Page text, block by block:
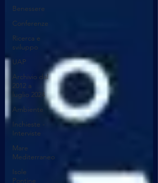
Benessere
Conferenze
Ricerca e
sviluppo
UAP
Archivio dal
2012 a
luglio 2024
Ambiente
Inchieste -
Interviste
Mare
Mediterraneo
Isole
Pontine